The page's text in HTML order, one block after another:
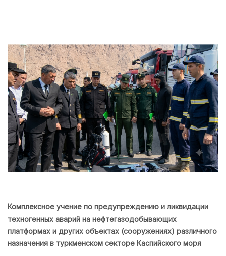
Комплексное учение по предупреждению и ликвидации
техногенных аварий на нефтегазодобывающих
платформах и других объектах (сооружениях) различного
назначения в туркменском секторе Каспийского моря